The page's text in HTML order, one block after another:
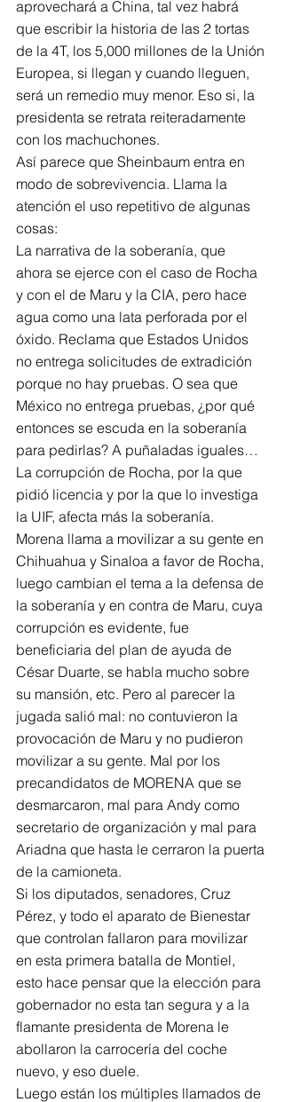
aprovechará a China, tal vez habrá
que escribir la historia de las 2 tortas
de la 4T, los 5,000 millones de la Unión
Europea, si llegan y cuando lleguen,
será un remedio muy menor. Eso si, la
presidenta se retrata reiteradamente
con los machuchones.
Así parece que Sheinbaum entra en
modo de sobrevivencia. Llama la
atención el uso repetitivo de algunas
cosas:
La narrativa de la soberanía, que
ahora se ejerce con el caso de Rocha
y con el de Maru y la CIA, pero hace
agua como una lata perforada por el
óxido. Reclama que Estados Unidos
no entrega solicitudes de extradición
porque no hay pruebas. O sea que
México no entrega pruebas, ¿por qué
entonces se escuda en la soberanía
para pedirlas? A puñaladas iguales…
La corrupción de Rocha, por la que
pidió licencia y por la que lo investiga
la UIF, afecta más la soberanía.
Morena llama a movilizar a su gente en
Chihuahua y Sinaloa a favor de Rocha,
luego cambian el tema a la defensa de
la soberanía y en contra de Maru, cuya
corrupción es evidente, fue
beneficiaria del plan de ayuda de
César Duarte, se habla mucho sobre
su mansión, etc. Pero al parecer la
jugada salió mal: no contuvieron la
provocación de Maru y no pudieron
movilizar a su gente. Mal por los
precandidatos de MORENA que se
desmarcaron, mal para Andy como
secretario de organización y mal para
Ariadna que hasta le cerraron la puerta
de la camioneta.
Si los diputados, senadores, Cruz
Pérez, y todo el aparato de Bienestar
que controlan fallaron para movilizar
en esta primera batalla de Montiel,
esto hace pensar que la elección para
gobernador no esta tan segura y a la
flamante presidenta de Morena le
abollaron la carrocería del coche
nuevo, y eso duele.
Luego están los múltiples llamados de